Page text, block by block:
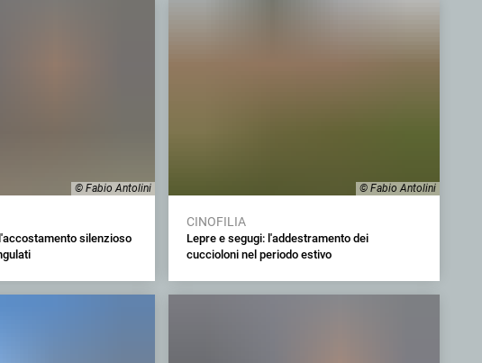
© Fabio Antolini
silenzioso
© Fabio Antolini
CINOFILIA
Lepre e segugi: l'addestramento dei
cuccioloni nel periodo estivo